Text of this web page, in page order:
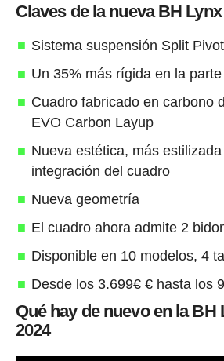
Claves de la nueva BH
Sistema suspensión Split Pivot
Un 35% más rígida en la
Cuadro fabricado en carbono
EVO Carbon Layup
Nueva estética, más
integración del cuadro
Nueva geometría
El cuadro ahora admite 2
Disponible en 10 modelos, 4
Desde los 3.699€ € hasta los
Qué hay de nuevo en la BH
2024